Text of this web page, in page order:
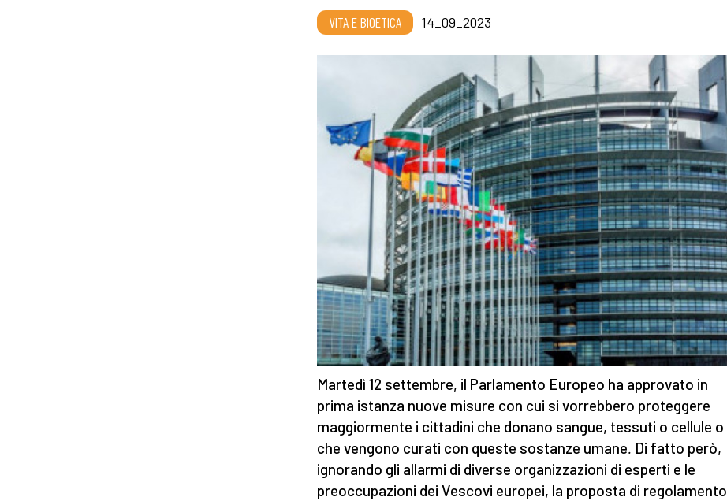
VITA E BIOETICA 14_09_2023
Martedì 12 settembre, il Parlamento Europeo ha approvato in
prima istanza nuove misure con cui si vorrebbero proteggere
maggiormente i cittadini che donano sangue, tessuti o cellule o
che vengono curati con queste sostanze umane. Di fatto però,
ignorando gli allarmi di diverse organizzazioni di esperti e le
preoccupazioni dei Vescovi europei, la proposta di regolamento